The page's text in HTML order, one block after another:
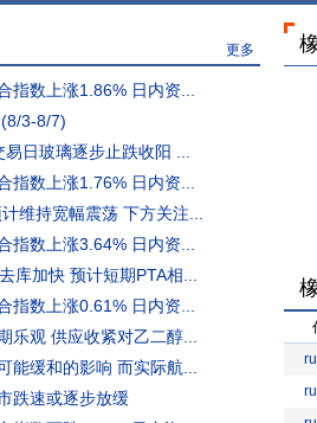
更多
指数上涨1.86% 日内资...
3-8/7)
日玻璃逐步止跌收阳 ...
指数上涨1.76% 日内资...
维持宽幅震荡 下方关注...
指数上涨3.64% 日内资...
库加快 预计短期PTA相...
指数上涨0.61% 日内资...
乐观 供应收紧对乙二醇...
能缓和的影响 而实际航...
跌速或逐步放缓